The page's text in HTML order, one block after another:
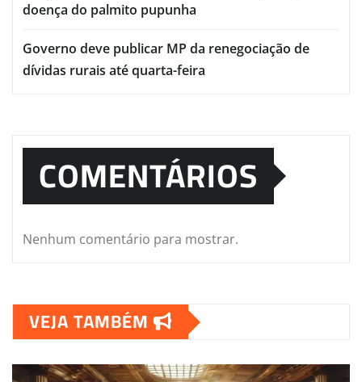
doença do palmito pupunha
Governo deve publicar MP da renegociação de
dívidas rurais até quarta-feira
COMENTÁRIOS
Nenhum comentário para mostrar.
VEJA TAMBÉM